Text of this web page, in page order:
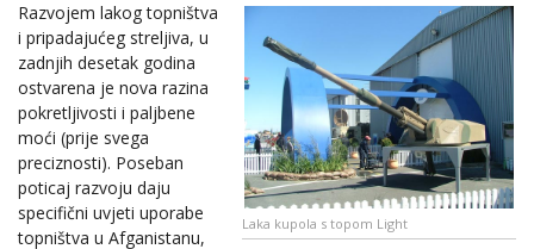
Laka kupola s topom Light
Razvojem lakog topništva
i pripadajućeg streljiva, u
zadnjih desetak godina
ostvarena je nova razina
pokretljivosti i paljbene
moći (prije svega
preciznosti). Poseban
poticaj razvoju daju
specifični uvjeti uporabe
topništva u Afganistanu,